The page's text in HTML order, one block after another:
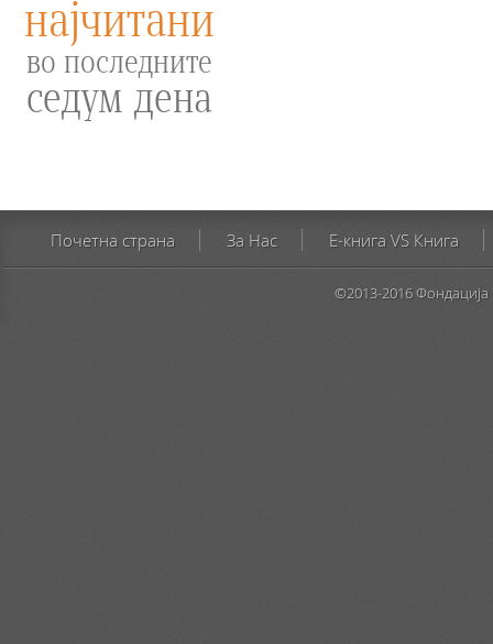
најчитани
во последните
седум дена
Почетна страна За Нас E-книга VS Книга
©2013-2016